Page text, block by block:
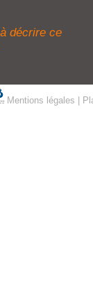
décrire ce
Mentions légales